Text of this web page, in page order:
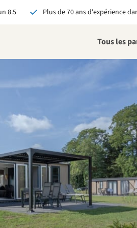
8.5 Plus de 70 ans d'expérience
Tous les
via RCN, vous
garantie du meilleur prix
avantages exclusifs
contact personnalisé
tous les avantages